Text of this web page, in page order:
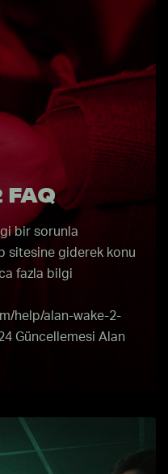
FAQ
bir sorunla
sitesine giderek konu
fazla bilgi
help/alan-wake-2-
Güncellemesi Alan